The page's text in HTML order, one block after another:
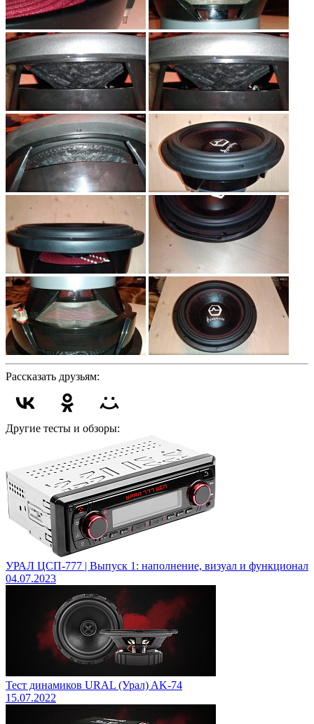
Рассказать друзьям:
Другие тесты и обзоры:
УРАЛ ЦСП-777 | Выпуск 1: наполнение, визуал и функционал
04.07.2023
Тест динамиков URAL (Урал) AK-74
15.07.2022